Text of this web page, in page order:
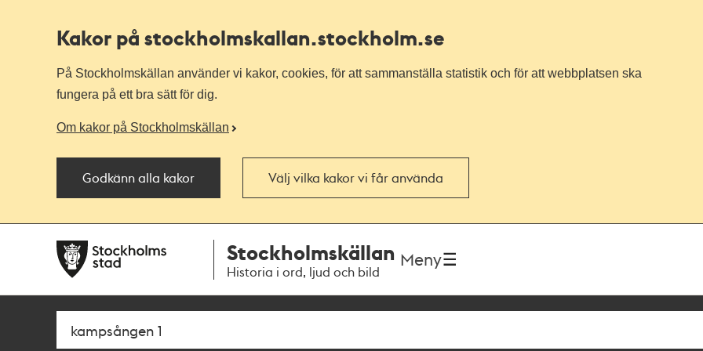
Kakor på stockholmskallan.stockholm.se
På Stockholmskällan använder vi kakor, cookies, för att sammanställa statistik och för att webbplatsen ska
fungera på ett bra sätt för dig.
Om kakor på Stockholmskällan
Godkänn alla kakor Välj vilka kakor vi får använda
navigationen
huvudinnehållet
Stockholmskällan
Historia i ord, ljud och bild
Meny
SökFritextsök